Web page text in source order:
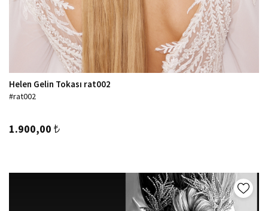
Helen Gelin Tokası rat002
#rat002
1.900,00